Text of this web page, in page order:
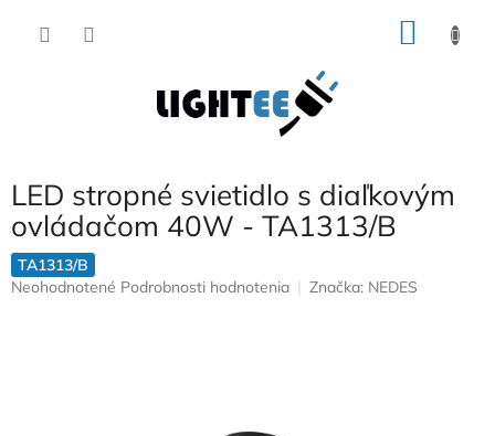
LED stropné svietidlo s diaľkovým
ovládačom 40W - TA1313/B
TA1313/B
Priemerné
Neohodnotené Podrobnosti hodnotenia Značka: NEDES